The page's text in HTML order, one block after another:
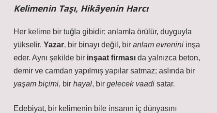
Kelimenin Taşı, Hikâyenin Harcı
Her kelime bir tuğla gibidir; anlamla örülür, duyguyla
yükselir. Yazar, bir binayı değil, bir anlam evrenini inşa
eder. Aynı şekilde bir inşaat firması da yalnızca beton,
demir ve camdan yapılmış yapılar satmaz; aslında bir
yaşam biçimi, bir hayal, bir gelecek vaadi satar.
Edebiyat, bir kelimenin bile insanın iç dünyasını